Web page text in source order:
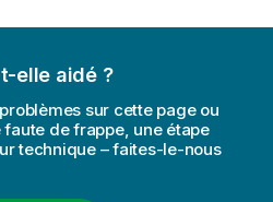
elle aidé ?
sur cette page ou
faute de frappe, une étape
technique – faites-le-nous